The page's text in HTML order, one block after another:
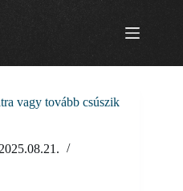
vagy tovább csúszik
2025.08.21.